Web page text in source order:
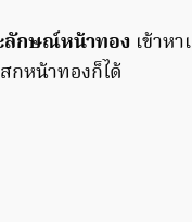
ลักษณ์หน้าทอง เข้าห
กหน้าทองก็ได้